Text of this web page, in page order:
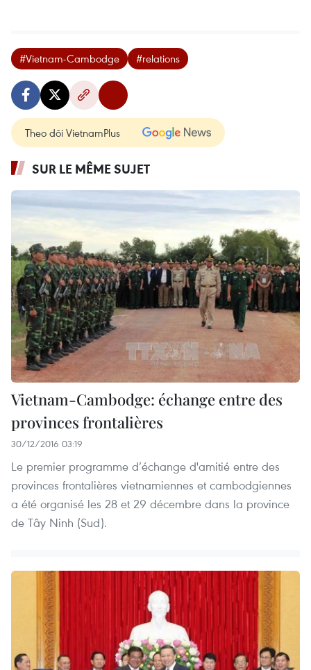
#Vietnam-Cambodge #relations
Theo dõi VietnamPlus
SUR LE MÊME SUJET
Vietnam-Cambodge: échange entre des
provinces frontalières
30/12/2016 03:19
Le premier programme d’échange d'amitié entre des
provinces frontalières vietnamiennes et cambodgiennes
a été organisé les 28 et 29 décembre dans la province
de Tây Ninh (Sud).